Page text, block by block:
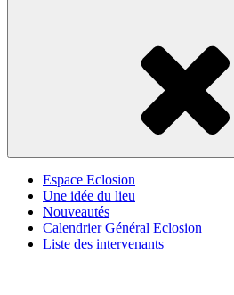
Espace Eclosion
Une idée du lieu
Nouveautés
Calendrier Général Eclosion
Liste des intervenants